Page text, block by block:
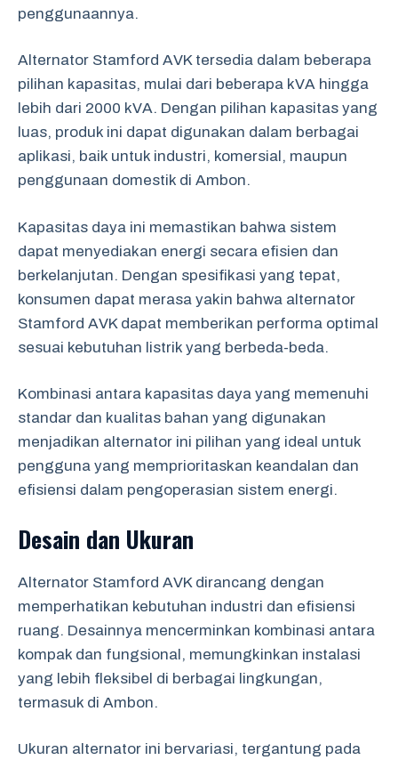
penggunaannya.
Alternator Stamford AVK tersedia dalam beberapa
pilihan kapasitas, mulai dari beberapa kVA hingga
lebih dari 2000 kVA. Dengan pilihan kapasitas yang
luas, produk ini dapat digunakan dalam berbagai
aplikasi, baik untuk industri, komersial, maupun
penggunaan domestik di Ambon.
Kapasitas daya ini memastikan bahwa sistem
dapat menyediakan energi secara efisien dan
berkelanjutan. Dengan spesifikasi yang tepat,
konsumen dapat merasa yakin bahwa alternator
Stamford AVK dapat memberikan performa optimal
sesuai kebutuhan listrik yang berbeda-beda.
Kombinasi antara kapasitas daya yang memenuhi
standar dan kualitas bahan yang digunakan
menjadikan alternator ini pilihan yang ideal untuk
pengguna yang memprioritaskan keandalan dan
efisiensi dalam pengoperasian sistem energi.
Desain dan Ukuran
Alternator Stamford AVK dirancang dengan
memperhatikan kebutuhan industri dan efisiensi
ruang. Desainnya mencerminkan kombinasi antara
kompak dan fungsional, memungkinkan instalasi
yang lebih fleksibel di berbagai lingkungan,
termasuk di Ambon.
Ukuran alternator ini bervariasi, tergantung pada